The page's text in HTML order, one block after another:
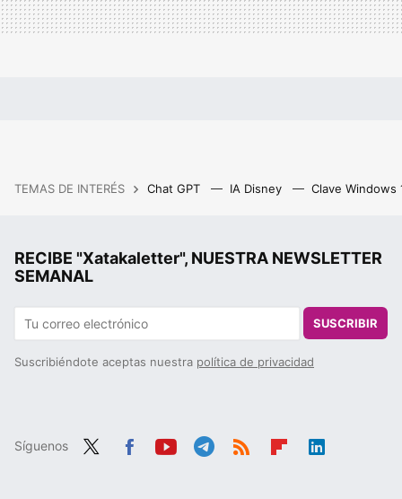
TEMAS DE INTERÉS Chat GPT IA Disney Clave Windows
RECIBE "Xatakaletter", NUESTRA NEWSLETTER
SEMANAL
SUSCRIBIR
Suscribiéndote aceptas nuestra política de privacidad
Síguenos